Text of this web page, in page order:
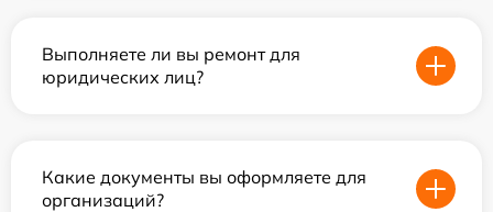
Выполняете ли вы ремонт для
юридических лиц?
Какие документы вы оформляете для
организаций?